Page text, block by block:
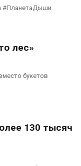
#ПланетаДыши
лес»
букетов
130 тысяч
Авг 5, 2026